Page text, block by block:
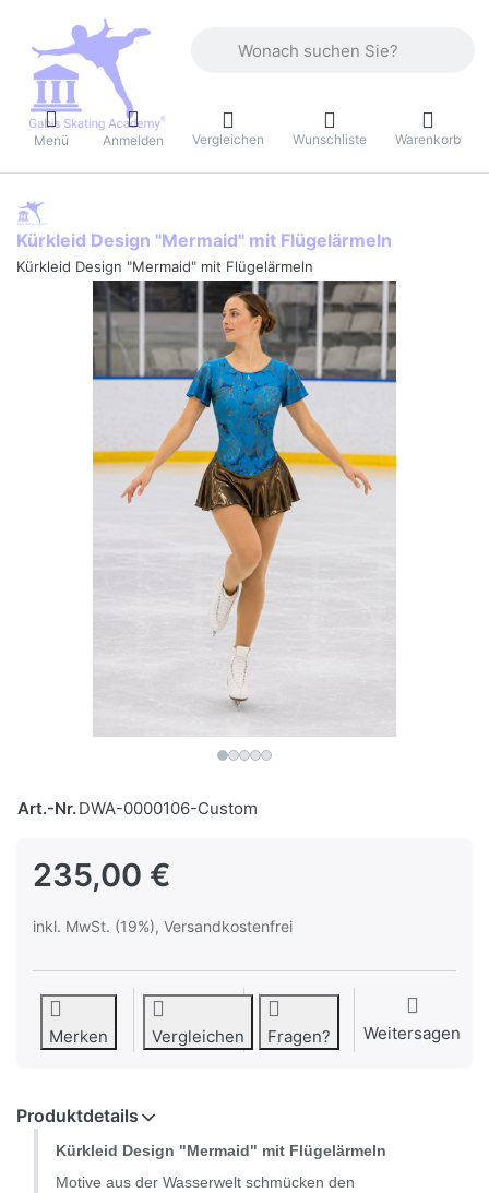
Menü Anmelden Vergleichen Wunschliste Warenkorb
Kürkleid Design "Mermaid" mit Flügelärmeln
Kürkleid Design "Mermaid" mit Flügelärmeln
Art.-Nr.DWA-0000106-Custom
235,00 €
inkl. MwSt. (19%), Versandkostenfrei
Merken Vergleichen Fragen? Weitersagen
Produktdetails
Kürkleid Design "Mermaid" mit Flügelärmeln
Motive aus der Wasserwelt schmücken den